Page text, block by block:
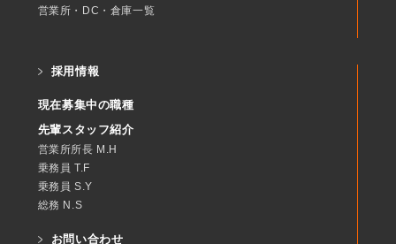
営業所・DC・倉庫一覧
採用情報
現在募集中の職種
先輩スタッフ紹介
営業所所長 M.H
乗務員 T.F
乗務員 S.Y
総務 N.S
お問い合わせ